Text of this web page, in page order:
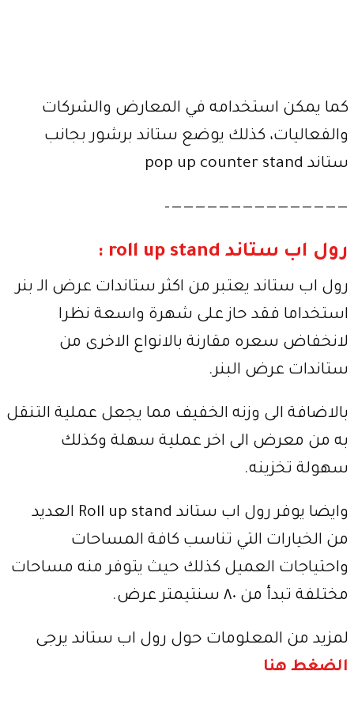
كما يمكن استخدامه في المعارض والشركات
والفعاليات، كذلك يوضع ستاند برشور بجانب
ستاند pop up counter stand
———————————————–
رول اب ستاند roll up stand :
رول اب ستاند يعتبر من اكثر ستاندات عرض الـ بنر
استخداما فقد حاز على شهرة واسعة نظرا
لانخفاض سعره مقارنة بالانواع الاخرى من
ستاندات عرض البنر.
بالاضافة الى وزنه الخفيف مما يجعل عملية التنقل
به من معرض الى اخر عملية سهلة وكذلك
سهولة تخزينه.
وايضا يوفر رول اب ستاند Roll up stand العديد
من الخيارات التي تناسب كافة المساحات
واحتياجات العميل كذلك حيث يتوفر منه مساحات
مختلفة تبدأ من ٨٠ سنتيمتر عرض.
لمزيد من المعلومات حول رول اب ستاند يرجى
الضغط هنا